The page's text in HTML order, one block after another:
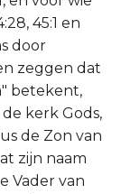
45:1 en
door
zeggen dat
betekent,
kerk Gods,
de Zon van
zijn naam
Vader van